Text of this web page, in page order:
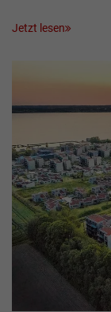
Jetzt lesen